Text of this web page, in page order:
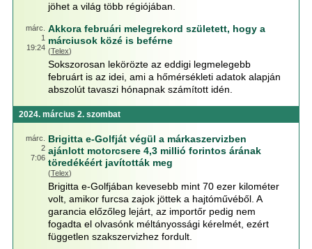
jöhet a világ több régiójában.
márc.
1
19:24
Akkora februári melegrekord született, hogy a
márciusok közé is beférne
(Telex)
Sokszorosan lekörözte az eddigi legmelegebb
februárt is az idei, ami a hőmérsékleti adatok alapján
abszolút tavaszi hónapnak számított idén.
2024. március 2. szombat
márc.
2
7:06
Brigitta e-Golfját végül a márkaszervizben
ajánlott motorcsere 4,3 millió forintos árának
töredékéért javították meg
(Telex)
Brigitta e-Golfjában kevesebb mint 70 ezer kilométer
volt, amikor furcsa zajok jöttek a hajtóművéből. A
garancia előzőleg lejárt, az importőr pedig nem
fogadta el olvasónk méltányossági kérelmét, ezért
független szakszervizhez fordult.